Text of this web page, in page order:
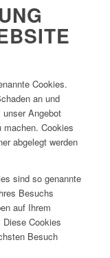
Cookies.
an und
Angebot
machen. Cookies
abgelegt werden
sind so genannte
Besuchs
auf Ihrem
Cookies
Besuch